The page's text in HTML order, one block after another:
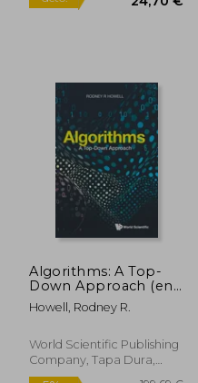
5%
dcto.
59,00 €
56,05 €
Algorithms: A Top-
Down Approach (en
Inglés)
Howell, Rodney R.
World Scientific Publishing
Company, Tapa Dura,
Nuevo